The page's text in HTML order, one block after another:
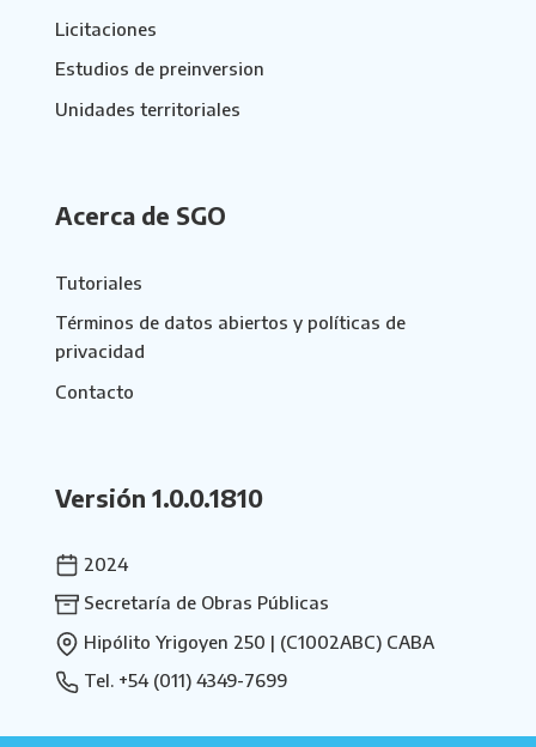
Licitaciones
Estudios de preinversion
Unidades territoriales
Acerca de SGO
Tutoriales
Términos de datos abiertos y políticas de
privacidad
Contacto
Versión 1.0.0.1810
2024
Secretaría de Obras Públicas
Hipólito Yrigoyen 250 | (C1002ABC) CABA
Tel. +54 (011) 4349-7699